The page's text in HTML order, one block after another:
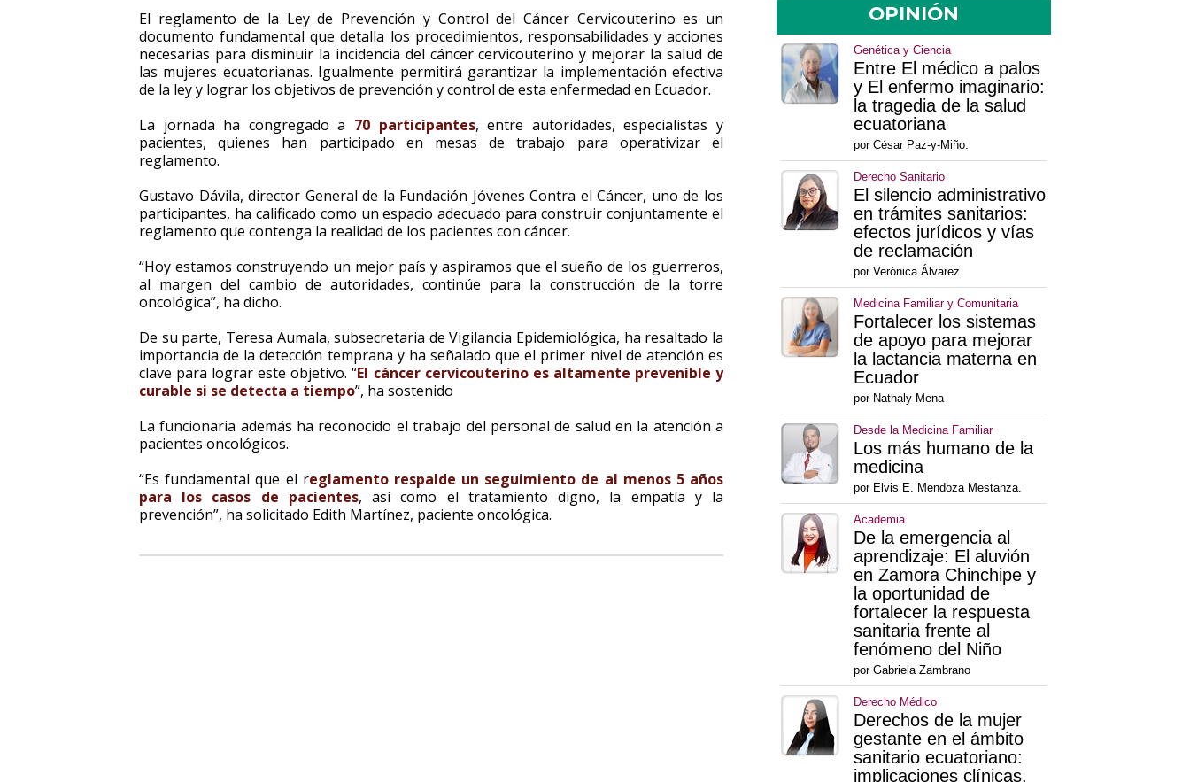
OPINIÓN
Genética y Ciencia
Entre El médico a palos
y El enfermo imaginario:
la tragedia de la salud
ecuatoriana
por César Paz-y-Miño.
Derecho Sanitario
El silencio administrativo
en trámites sanitarios:
efectos jurídicos y vías
de reclamación
por Verónica Álvarez
Medicina Familiar y Comunitaria
Fortalecer los sistemas
de apoyo para mejorar
la lactancia materna en
Ecuador
por Nathaly Mena
Desde la Medicina Familiar
Los más humano de la
medicina
por Elvis E. Mendoza Mestanza.
Academia
De la emergencia al
aprendizaje: El aluvión
en Zamora Chinchipe y
la oportunidad de
fortalecer la respuesta
sanitaria frente al
fenómeno del Niño
por Gabriela Zambrano
Derecho Médico
Derechos de la mujer
gestante en el ámbito
sanitario ecuatoriano:
implicaciones clínicas,
El reglamento de la Ley de Prevención y Control del Cáncer Cervicouterino es un
documento fundamental que detalla los procedimientos, responsabilidades y acciones
necesarias para disminuir la incidencia del cáncer cervicouterino y mejorar la salud de
las mujeres ecuatorianas. Igualmente permitirá garantizar la implementación efectiva
de la ley y lograr los objetivos de prevención y control de esta enfermedad en Ecuador.
La jornada ha congregado a 70 participantes, entre autoridades, especialistas y
pacientes, quienes han participado en mesas de trabajo para operativizar el
reglamento.
Gustavo Dávila, director General de la Fundación Jóvenes Contra el Cáncer, uno de los
participantes, ha calificado como un espacio adecuado para construir conjuntamente el
reglamento que contenga la realidad de los pacientes con cáncer.
“Hoy estamos construyendo un mejor país y aspiramos que el sueño de los guerreros,
al margen del cambio de autoridades, continúe para la construcción de la torre
oncológica”, ha dicho.
De su parte, Teresa Aumala, subsecretaria de Vigilancia Epidemiológica, ha resaltado la
importancia de la detección temprana y ha señalado que el primer nivel de atención es
clave para lograr este objetivo. “El cáncer cervicouterino es altamente prevenible y
curable si se detecta a tiempo”, ha sostenido
La funcionaria además ha reconocido el trabajo del personal de salud en la atención a
pacientes oncológicos.
“Es fundamental que el reglamento respalde un seguimiento de al menos 5 años
para los casos de pacientes, así como el tratamiento digno, la empatía y la
prevención”, ha solicitado Edith Martínez, paciente oncológica.